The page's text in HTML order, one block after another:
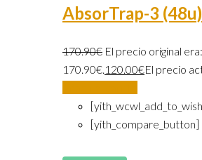
AbsorTrap-3 (48u)
170.90€ El precio original era:
170.90€. 120.00€El precio
[yith_compare_button]